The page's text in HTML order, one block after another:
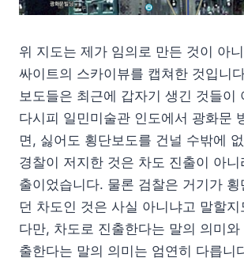
위 지도는 제가 임의로 만든 것이 아
싸이트의 스카이뷰를 캡쳐한 것입니
보도들은 최근에 갑자기 생긴 것들이
다시피 일민미술관 인도에서 광화문
면, 싫어도 횡단보도를 건널 수밖에
경찰이 저지한 것은 차도 진출이 아니
출이었습니다. 물론 검찰은 거기가 횡
던 차도인 것은 사실 아니냐고 말할지
다만, 차도로 진출한다는 말의 의미와
출한다는 말의 의미는 엄연히 다릅니